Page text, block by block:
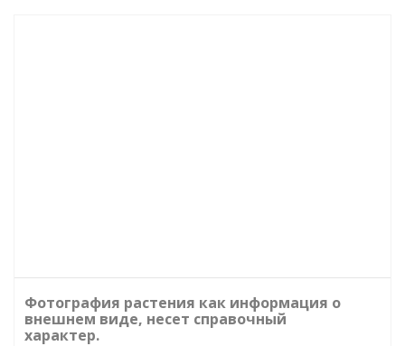
Фотография растения как информация о
внешнем виде, несет справочный
характер.